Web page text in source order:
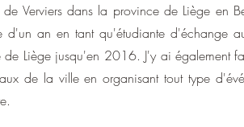
Verviers dans la province de Liège en
d'un an en tant qu'étudiante d'échange
de Liège jusqu'en 2016. J'y ai également
de la ville en organisant tout type